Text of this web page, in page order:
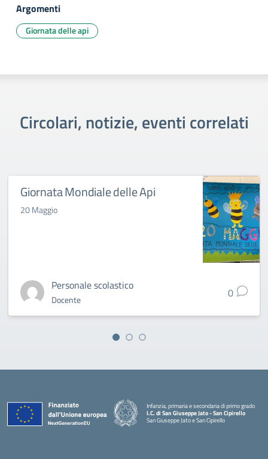
Argomenti
Giornata delle api
Circolari, notizie, eventi correlati
Giornata Mondiale delle Api
20 Maggio
Personale scolastico
Docente 0
Infanzia, primaria e secondaria di primo grado
I.C. di San Giuseppe Jato - San Cipirello
San Giuseppe Jato e San Cipirello